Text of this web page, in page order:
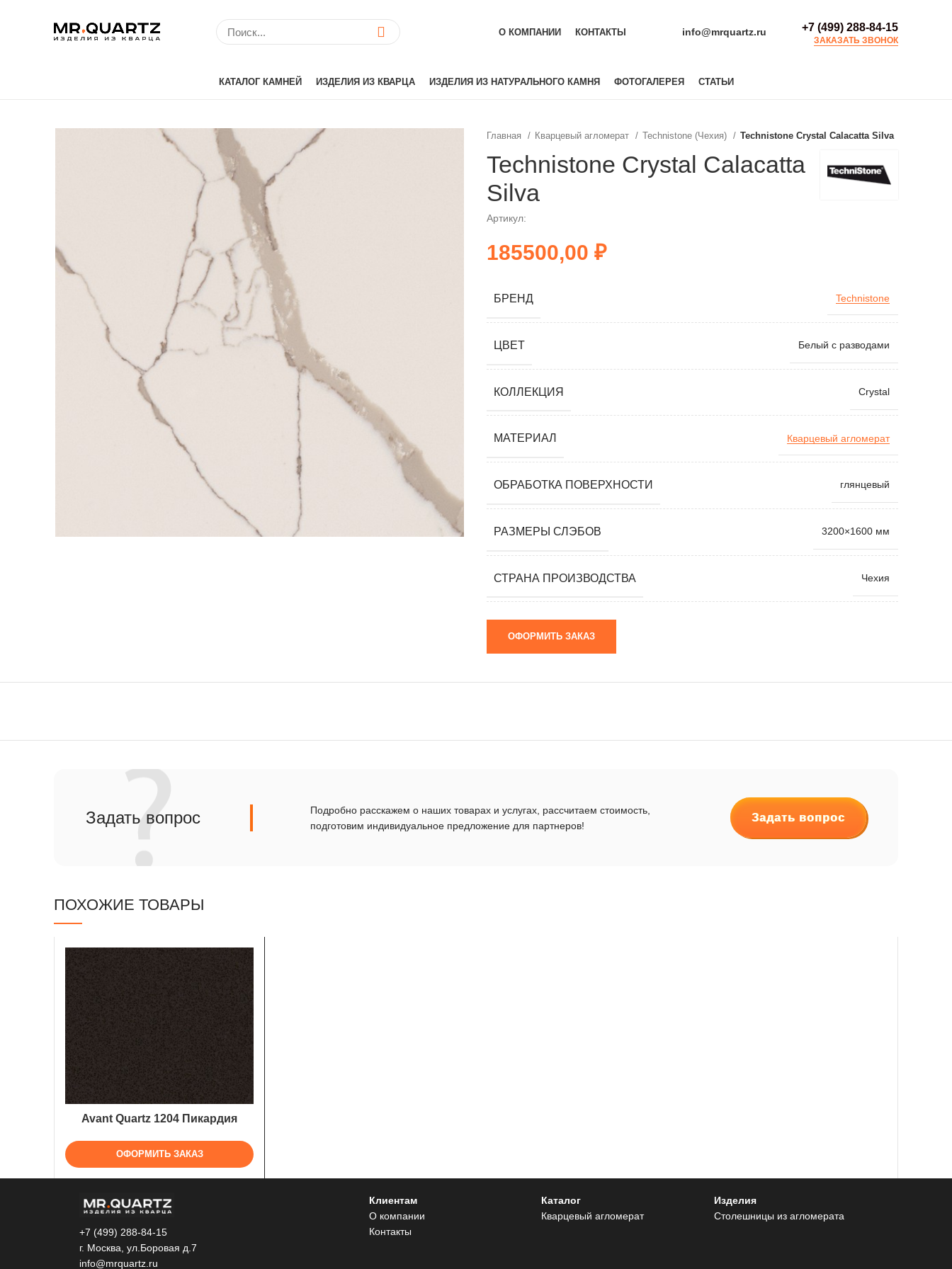
О КОМПАНИИ КОНТАКТЫ info@mrquartz.ru +7 (499) 288-84-15
ЗАКАЗАТЬ ЗВОНОК
КАТАЛОГ КАМНЕЙ
Avant Quartz (Китай)
Belenco (Турция)
Bitto (Китай)
Caesarstone (Израиль)
Cambria (США)
Compac (Португалия)
Crystal (Китай)
Etna Quartz (Китай)
IDS (Китай)
QuartzForms (Германия)
Samsung Radianz (Южная
Silestone (Испания)
Smart Quartz (Китай)
Stratos (Вьетнам)
Technistone (Чехия)
Vicostone (Вьетнам)
Hanex
Grandex
Montelli
ИЗДЕЛИЯ ИЗ КВАРЦА ИЗДЕЛИЯ ИЗ НАТУРАЛЬНОГО КАМНЯ ФОТОГАЛЕРЕЯ СТАТЬИ
Главная Кварцевый агломерат Technistone (Чехия) Technistone Crystal Calacatta Silva
Technistone Crystal Calacatta
Silva
Артикул:
₽
БРЕНД Technistone
ЦВЕТ Белый с разводами
КОЛЛЕКЦИЯ Crystal
МАТЕРИАЛ Кварцевый агломерат
ОБРАБОТКА ПОВЕРХНОСТИ глянцевый
РАЗМЕРЫ СЛЭБОВ 3200×1600 мм
СТРАНА ПРОИЗВОДСТВА Чехия
ОФОРМИТЬ ЗАКАЗ
Задать вопрос
Подробно расскажем о наших товарах и услугах, рассчитаем стоимость,
подготовим индивидуальное предложение для партнеров!
Задать вопрос
ПОХОЖИЕ ТОВАРЫ
Avant Quartz 1204 Пикардия
ОФОРМИТЬ ЗАКАЗ
+7 (499) 288-84-15
г. Москва, ул.Боровая д.7
info@mrquartz.ru
Клиентам
О компании
Контакты
Каталог
Кварцевый агломерат
Изделия
Столешницы из агломерата